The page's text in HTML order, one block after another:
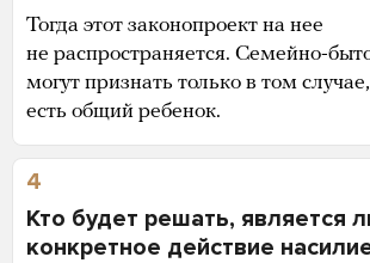
Тогда этот законопроект на нее
не распространяется. Семейно-
могут признать только в том
есть общий ребенок.
4
Кто будет решать, является
конкретное действие